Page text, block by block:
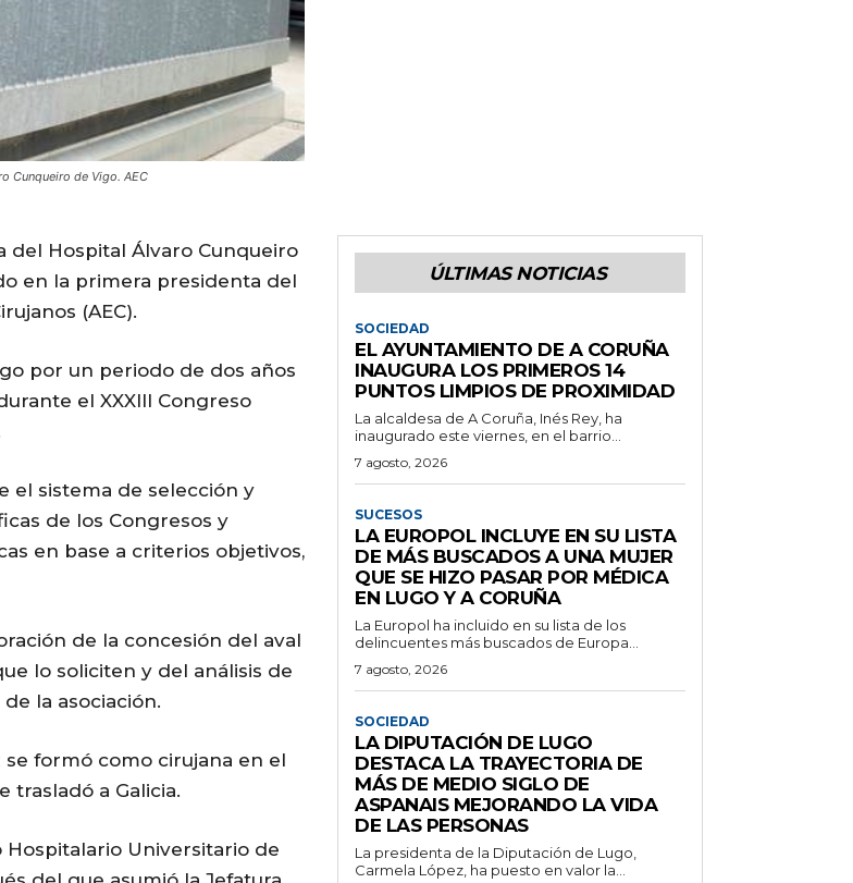
Cunqueiro de Vigo. AEC
del Hospital Álvaro Cunqueiro
en la primera presidenta del
(AEC).
por un periodo de dos años
el XXXIII Congreso
el sistema de selección y
de los Congresos y
en base a criterios objetivos,
de la concesión del aval
lo soliciten y del análisis de
la asociación.
se formó como cirujana en el
trasladó a Galicia.
Hospitalario Universitario de
ÚLTIMAS NOTICIAS
SOCIEDAD
EL AYUNTAMIENTO DE A CORUÑA
INAUGURA LOS PRIMEROS 14
PUNTOS LIMPIOS DE PROXIMIDAD
La alcaldesa de A Coruña, Inés Rey, ha
inaugurado este viernes, en el barrio...
7 agosto, 2026
SUCESOS
LA EUROPOL INCLUYE EN SU LISTA
DE MÁS BUSCADOS A UNA MUJER
QUE SE HIZO PASAR POR MÉDICA
EN LUGO Y A CORUÑA
La Europol ha incluido en su lista de los
delincuentes más buscados de Europa...
7 agosto, 2026
SOCIEDAD
LA DIPUTACIÓN DE LUGO
DESTACA LA TRAYECTORIA DE
MÁS DE MEDIO SIGLO DE
ASPANAIS MEJORANDO LA VIDA
DE LAS PERSONAS
La presidenta de la Diputación de Lugo,
Carmela López, ha puesto en valor la...